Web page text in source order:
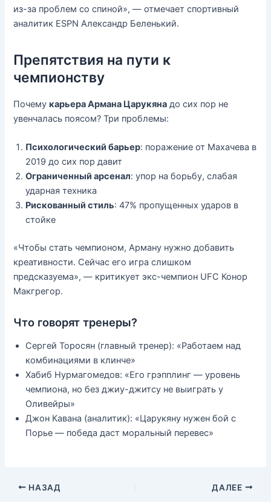
из-за проблем со спиной», — отмечает спортивный
аналитик ESPN Александр Беленький.
Препятствия на пути к
чемпионству
Почемукарьера Армана Царукяна до сих пор не
увенчалась поясом? Три проблемы:
Психологический барьер: поражение от Махачева в
2019 до сих пор давит
Ограниченный арсенал: упор на борьбу, слабая
ударная техника
Рискованный стиль: 47% пропущенных ударов в
стойке
«Чтобы стать чемпионом, Арману нужно добавить
креативности. Сейчас его игра слишком
предсказуема», — критикует экс-чемпион UFC Конор
Макгрегор.
Что говорят тренеры?
Сергей Торосян (главный тренер): «Работаем над
комбинациями в клинче»
Хабиб Нурмагомедов: «Его грэпплинг — уровень
чемпиона, но без джиу-джитсу не выиграть у
Оливейры»
Джон Кавана (аналитик): «Царукяну нужен бой с
Порье — победа даст моральный перевес»
НАЗАД ДАЛЕЕ